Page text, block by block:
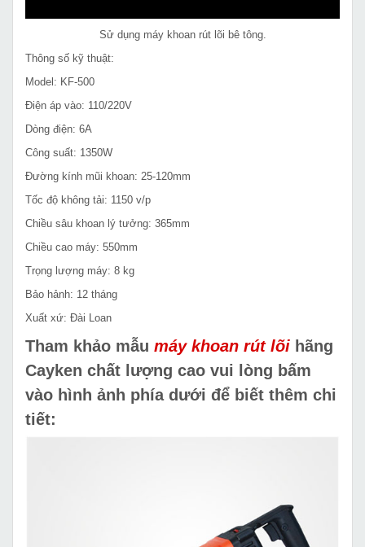
Sử dụng máy khoan rút lõi bê tông.
Thông số kỹ thuật:
Model: KF-500
Điện áp vào: 110/220V
Dòng điện: 6A
Công suất: 1350W
Đường kính mũi khoan: 25-120mm
Tốc độ không tải: 1150 v/p
Chiều sâu khoan lý tưởng: 365mm
Chiều cao máy: 550mm
Trọng lượng máy: 8 kg
Bảo hảnh: 12 tháng
Xuất xứ: Đài Loan
Tham khảo mẫu máy khoan rút lõi hãng
Cayken chất lượng cao vui lòng bấm
vào hình ảnh phía dưới để biết thêm chi
tiết: